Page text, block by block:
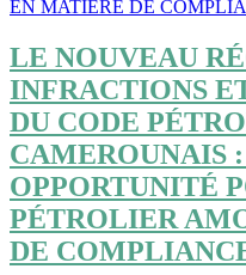
LE NOUVEAU
INFRACTIONS
DU CODE
CAMEROUNAIS
OPPORTUNITÉ
PÉTROLIER
DE